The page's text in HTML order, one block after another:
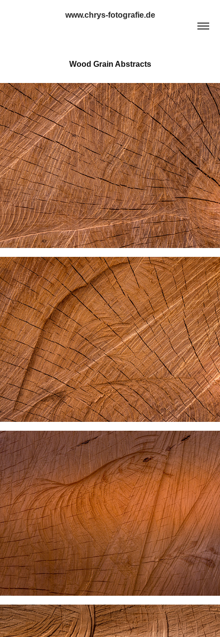
www.chrys-fotografie.de
Wood Grain Abstracts